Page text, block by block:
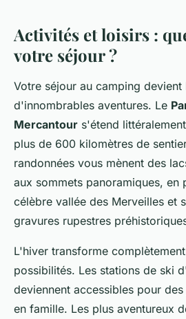
Activités et loisirs :
votre séjour ?
Votre séjour au camping
d'innombrables aventures. Le
Mercantour s'étend
plus de 600 kilomètres de
randonnées vous mènent des
aux sommets panoramiques, en
célèbre vallée des Merveilles et
gravures rupestres
L'hiver transforme
possibilités. Les stations de ski
deviennent accessibles pour
en famille. Les plus aventureux